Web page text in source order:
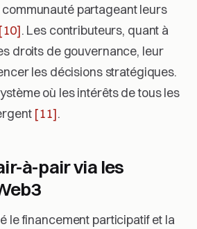
communauté partageant leurs
[10]. Les contributeurs, quant à
droits de gouvernance, leur
les décisions stratégiques.
où les intérêts de tous les
[11].
à-pair via les
le financement participatif et la